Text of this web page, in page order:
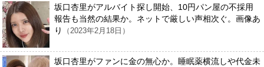
坂口杏里がアルバイト探し開始、10円パン屋の不採用
報告も当然の結果か。ネットで厳しい声相次ぐ。画像あ
り
（2023年2月18日）
坂口杏里がファンに金の無心か。睡眠薬横流しや代金未